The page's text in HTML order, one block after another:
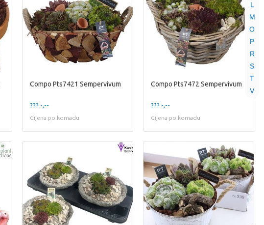
L
M
O
P
R
S
T
V
Compo Pts7421 Sempervivum
??? -,--
Cijena po komadu
Compo Pts7472 Sempervivum
??? -,--
Cijena po komadu